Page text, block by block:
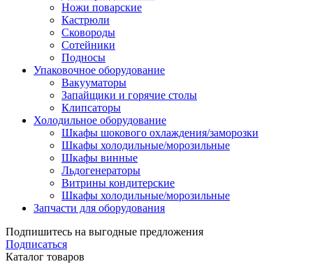
Ножи поварские
Кастрюли
Сковороды
Сотейники
Подносы
Упаковочное оборудование
Вакууматоры
Запайщики и горячие столы
Клипсаторы
Холодильное оборудование
Шкафы шокового охлаждения/заморозки
Шкафы холодильные/морозильные
Шкафы винные
Льдогенераторы
Витрины кондитерские
Шкафы холодильные/морозильные
Запчасти для оборудования
Подпишитесь на выгодные предложения
Подписаться
Каталог товаров